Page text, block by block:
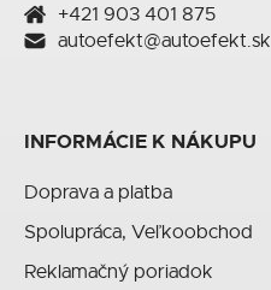
+421 903 401 875
autoefekt@autoefekt.sk
INFORMÁCIE K NÁKUPU
Doprava a platba
Spolupráca, Veľkoobchod
Reklamačný poriadok